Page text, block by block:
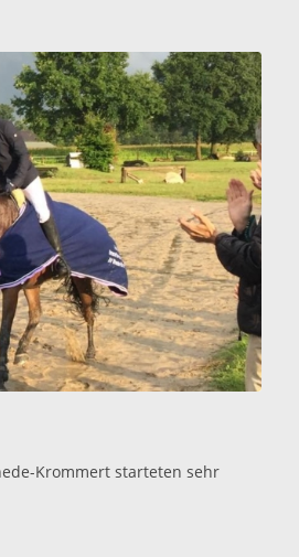
Krommert starteten sehr